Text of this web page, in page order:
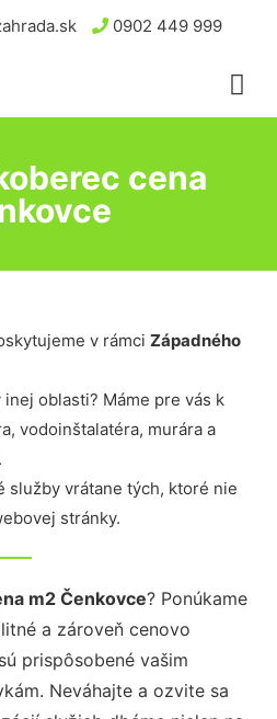
0902 449 999
cena
v rámci Západného
oblasti? Máme pre vás k
vodoinštalatéra, murára a
služby vrátane tých, ktoré nie
stránky.
m2 Čenkovce? Ponúkame
a zároveň cenovo
prispôsobené vašim
Neváhajte a ozvite sa